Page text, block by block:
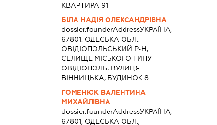
КВАРТИРА 91
БІЛА НАДІЯ ОЛЕКСАНДРІВНА
dossier.founderAddressУКРАЇНА,
67801, ОДЕСЬКА ОБЛ.,
ОВІДІОПОЛЬСЬКИЙ Р-Н,
СЕЛИЩЕ МІСЬКОГО ТИПУ
ОВІДІОПОЛЬ, ВУЛИЦЯ
ВІННИЦЬКА, БУДИНОК 8
ГОМЕНЮК ВАЛЕНТИНА
МИХАЙЛІВНА
dossier.founderAddressУКРАЇНА,
67801, ОДЕСЬКА ОБЛ.,